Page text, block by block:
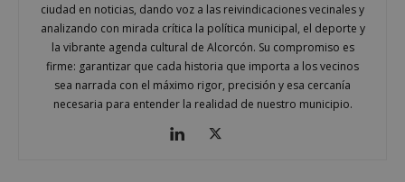
ciudad en noticias, dando voz a las reivindicaciones vecinales y
analizando con mirada crítica la política municipal, el deporte y
la vibrante agenda cultural de Alcorcón. Su compromiso es
firme: garantizar que cada historia que importa a los vecinos
sea narrada con el máximo rigor, precisión y esa cercanía
necesaria para entender la realidad de nuestro municipio.
Las cookies estrictamente necesarias permiten la
funcionalidad principal del sitio web, como el
inicio de sesión de usuario y la gestión de cuentas.
El sitio web no se puede utilizar correctamente sin
las cookies estrictamente necesarias.
Nombre
Proveedor /